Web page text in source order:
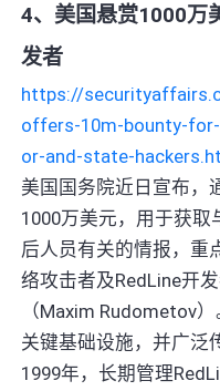
4、美国悬赏1000万
发者
https://
offers-10m-bounty-
or-and-state-
美国国务院近日宣布，
1000万美元，用于获取
后人员有关的情报，重
络攻击者及RedLine开
（Maxim Rudometov
关键基础设施，并广泛
1999年，长期管理